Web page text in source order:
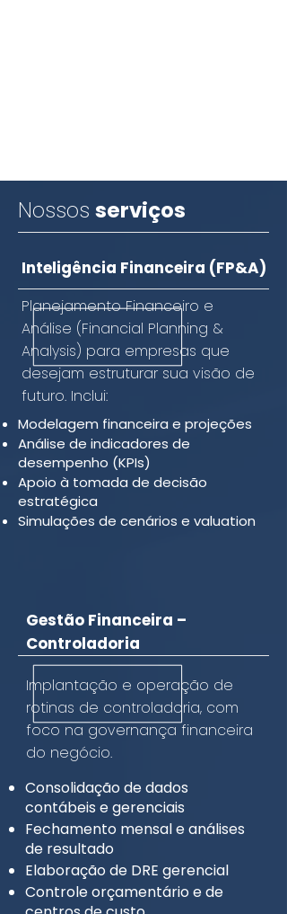
Nossos serviços
Planejamento Financeiro e
Análise (Financial Planning &
Analysis) para empresas que
desejam estruturar sua visão de
futuro. Inclui:
Modelagem financeira e projeções
Análise de indicadores de
desempenho (KPIs)
Apoio à tomada de decisão
estratégica
Simulações de cenários e valuation
Inteligência Financeira (FP&A)
Consolidação de dados
contábeis e gerenciais
Fechamento mensal e análises
de resultado
Elaboração de DRE gerencial
Controle orçamentário e de
Implantação e operação de
rotinas de controladoria, com
foco na governança financeira
do negócio.
Gestão Financeira –
Controladoria